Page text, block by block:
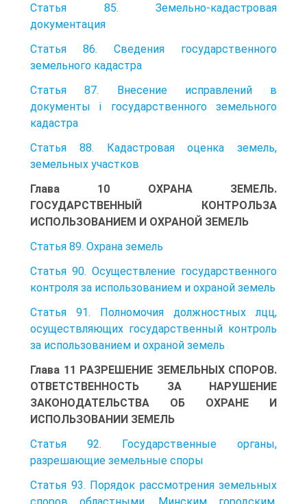
Статья 85. Земельно-кадастровая
документация
Статья 86. Сведения государственного
земельного кадастра
Статья 87. Внесение исправлений в
документы i государственного земельного
кадастра
Статья 88. Кадастровая оценка земель,
земельных участков
Глава 10 ОХРАНА ЗЕМЕЛЬ.
ГОСУДАРСТВЕННЫЙ КОНТРОЛЬЗА
ИСПОЛЬЗОВАНИЕМ И ОХРАНОЙ ЗЕМЕЛЬ
Статья 89. Охрана земель
Статья 90. Осуществление государственного
контроля за использованием и охраной земель
Статья 91. Полномочия должностных лцц,
осуществляющих государственный контроль
за использованием и охраной земель
Глава 11 РАЗРЕШЕНИЕ ЗЕМЕЛЬНЫХ СПОРОВ.
ОТВЕТСТВЕННОСТЬ ЗА НАРУШЕНИЕ
ЗАКОНОДАТЕЛЬСТВА ОБ ОХРАНЕ И
ИСПОЛЬЗОВАНИИ ЗЕМЕЛЬ
Статья 92. Государственные органы,
разрешающие земельные споры
Статья 93. Порядок рассмотрения земельных